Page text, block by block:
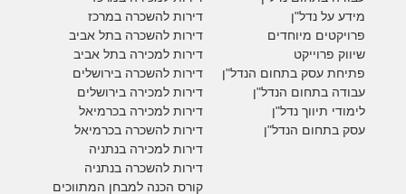
דירות להשכרה במרכז
דירות להשכרה בתל אביב
דירות למכירה בתל אביב
דירות להשכרה בירושלים
דירות למכירה בירושלים
דירות למכירה בכרמיאל
דירות להשכרה בכרמיאל
דירות למכירה בנתניה
דירות להשכרה בנתניה
קורס הכנה למבחן המתווכים
מידע על נדל"ן
פרויקטים מיוחדים
שיווק פרוייקט
פתיחת עסק בתחום הנדל"ן
עבודה בתחום הנדל"ן
לימודי תיווך נדל"ן
עסק בתחום הנדל"ן